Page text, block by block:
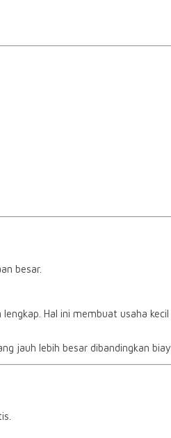
besar.
Hal ini membuat usaha
jauh lebih besar dibandingkan